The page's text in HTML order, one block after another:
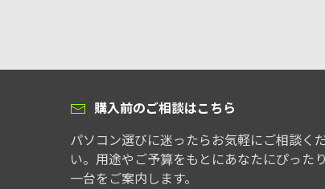
購入前のご相談はこちら
パソコン選びに迷ったらお気軽にご相談く
い。用途やご予算をもとにあなたにぴった
一台をご案内します。